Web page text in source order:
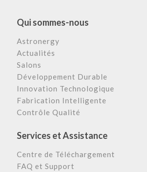
Qui sommes-nous
Astronergy
Actualités
Salons
Développement Durable
Innovation Technologique
Fabrication Intelligente
Contrôle Qualité
Services et Assistance
Centre de Téléchargement
FAQ et Support